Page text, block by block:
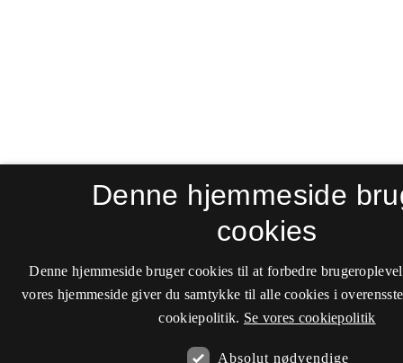
Denne hjemmeside
cookies
Denne hjemmeside bruger cookies til at forbedre
vores hjemmeside giver du samtykke til alle cookies i
cookiepolitik. Se vores cookiepolitik
Absolut nødvendige